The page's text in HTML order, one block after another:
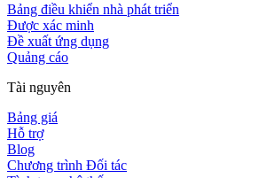
Bảng điều khiển nhà phát triển
Được xác minh
Đề xuất ứng dụng
Quảng cáo
Tài nguyên
Bảng giá
Hỗ trợ
Blog
Chương trình Đối tác